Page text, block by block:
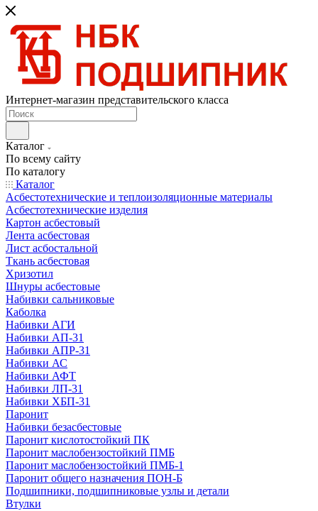
Интернет-магазин представительского класса
Каталог
По всему сайту
По каталогу
Каталог
Асбестотехнические и теплоизоляционные материалы
Асбестотехнические изделия
Картон асбестовый
Лента асбестовая
Лист асбостальной
Ткань асбестовая
Хризотил
Шнуры асбестовые
Набивки сальниковые
Каболка
Набивки АГИ
Набивки АП-31
Набивки АПР-31
Набивки АС
Набивки АФТ
Набивки ЛП-31
Набивки ХБП-31
Паронит
Набивки безасбестовые
Паронит кислотостойкий ПК
Паронит маслобензостойкий ПМБ
Паронит маслобензостойкий ПМБ-1
Паронит общего назначения ПОН-Б
Подшипники, подшипниковые узлы и детали
Втулки